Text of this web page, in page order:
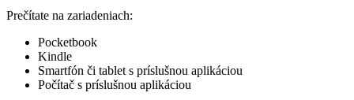
Prečítate na zariadeniach:
Pocketbook
Kindle
Smartfón či tablet s príslušnou aplikáciou
Počítač s príslušnou aplikáciou